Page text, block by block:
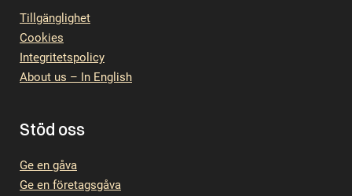
Tillgänglighet
Cookies
Integritetspolicy
About us – In English
Stöd oss
Ge en gåva
Ge en företagsgåva